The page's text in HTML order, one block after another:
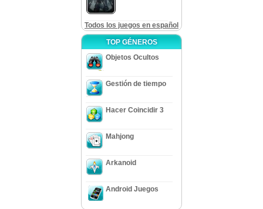
Todos los juegos en español
TOP GÉNEROS
Objetos Ocultos
Gestión de tiempo
Hacer Coincidir 3
Mahjong
Arkanoid
Android Juegos